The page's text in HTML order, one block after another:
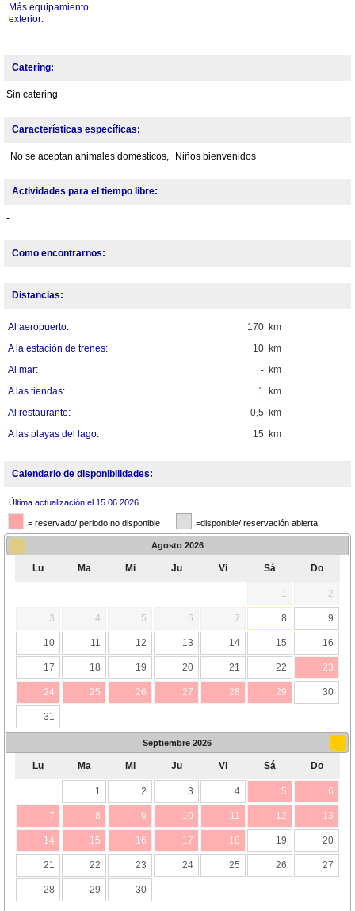
Más equipamiento
exterior:
Catering:
Sin catering
Características específicas:
No se aceptan animales domésticos, Niños bienvenidos
Actividades para el tiempo libre:
-
Como encontrarnos:
Distancias:
170 km
Al aeropuerto:
10 km
A la estación de trenes:
- km
Al mar:
1 km
A las tiendas:
0,5 km
Al restaurante:
15 km
A las playas del lago:
Calendario de disponibilidades:
Última actualización el 15.06.2026
= reservado/ periodo no disponible =disponible/ reservación abierta
Agosto 2026
Lu Ma Mi Ju Vi Sá Do
1 2
3 4 5 6 7 8 9
10 11 12 13 14 15 16
17 18 19 20 21 22 23
24 25 26 27 28 29 30
31
Septiembre 2026
Lu Ma Mi Ju Vi Sá Do
1 2 3 4 5 6
7 8 9 10 11 12 13
14 15 16 17 18 19 20
21 22 23 24 25 26 27
28 29 30